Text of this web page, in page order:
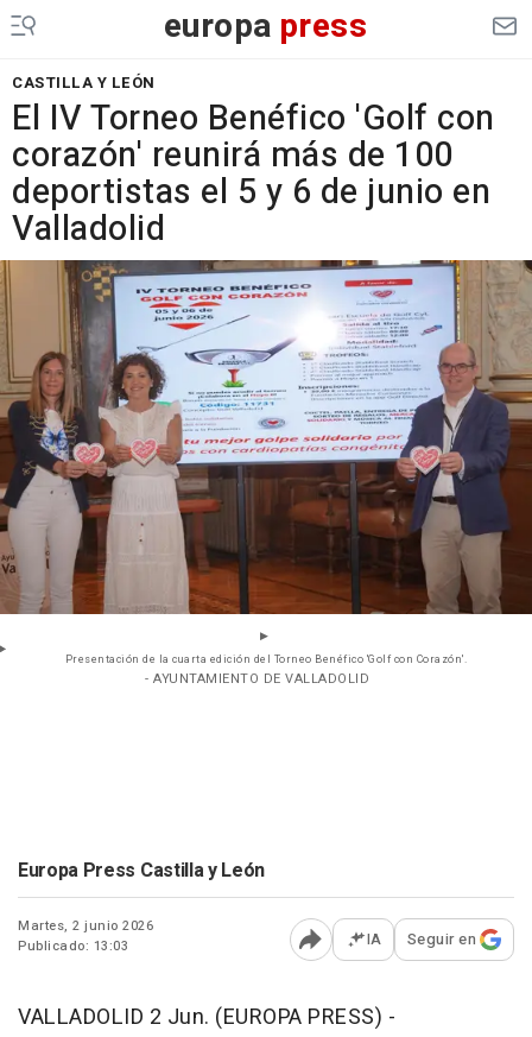
europa press
CASTILLA Y LEÓN
El IV Torneo Benéfico 'Golf con
corazón' reunirá más de 100
deportistas el 5 y 6 de junio en
Valladolid
Presentación de la cuarta edición del Torneo Benéfico 'Golf con Corazón'.
- AYUNTAMIENTO DE VALLADOLID
Europa Press Castilla y León
Martes, 2 junio 2026
Publicado: 13:03
Abrir opciones para
IA Seguir en
VALLADOLID 2 Jun. (EUROPA PRESS) -